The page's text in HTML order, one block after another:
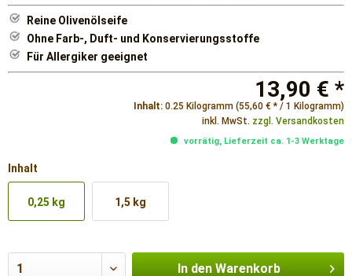
Reine Olivenölseife
Ohne Farb-, Duft- und Konservierungsstoffe
Für Allergiker geeignet
13,90 € *
Inhalt: 0.25 Kilogramm (55,60 € * / 1 Kilogramm)
inkl. MwSt. zzgl. Versandkosten
vorrätig, Lieferzeit ca. 1-3 Werktage
Inhalt
0,25 kg 1,5 kg
In den Warenkorb